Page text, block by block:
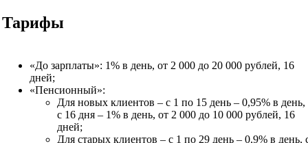
Тарифы
«До зарплаты»: 1% в день, от 2 000 до 20 000 рублей, 16
дней;
«Пенсионный»:
Для новых клиентов – с 1 по 15 день – 0,95% в день,
с 16 дня – 1% в день, от 2 000 до 10 000 рублей, 16
дней;
Для старых клиентов – с 1 по 29 день – 0,9% в день,